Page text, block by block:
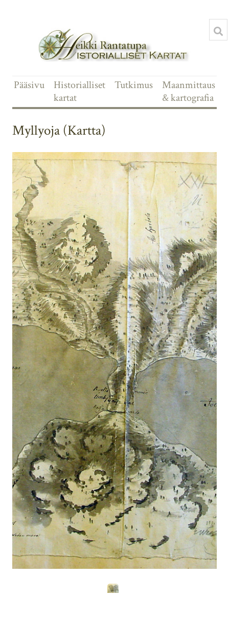
Pääsivu
Historialliset
kartat
Tutkimus
Maanmittaus
& kartografia
Myllyoja (Kartta)